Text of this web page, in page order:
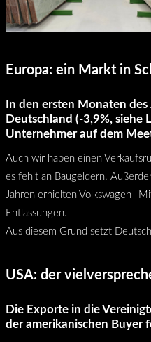
Europa: ein Markt in
In den ersten Monaten
Deutschland (-3,9%, siehe
Unternehmer auf dem
Auch wir haben einen
es fehlt an Baugeldern.
Jahren erhielten Volkswagen-
Entlassungen.
Aus diesem Grund setzt
USA: der
Die Exporte in die
der amerikanischen Buyer